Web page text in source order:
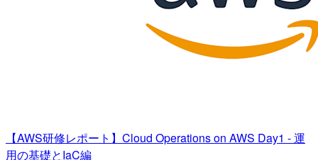
【AWS研修レポート】Cloud Operations on AWS Day1 - 運
用の基礎とIaC編